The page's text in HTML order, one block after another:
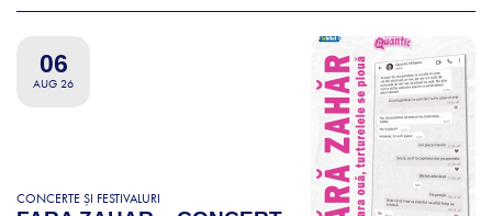
06
AUG 26
CONCERTE ȘI FESTIVALURI